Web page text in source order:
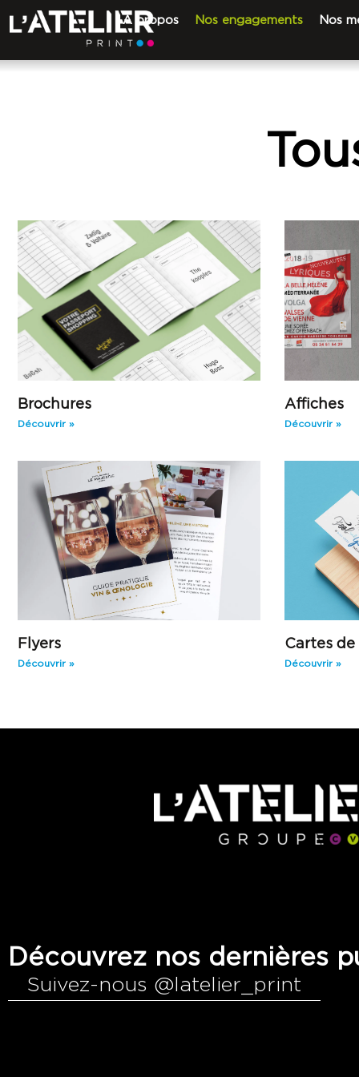
A propos Nos engagements Nos
Brochures
Découvrir »
Affiches
Découvrir »
Flyers
Découvrir »
Cartes
Découvrir »
Découvrez nos dernières
Suivez-nous @latelier_print